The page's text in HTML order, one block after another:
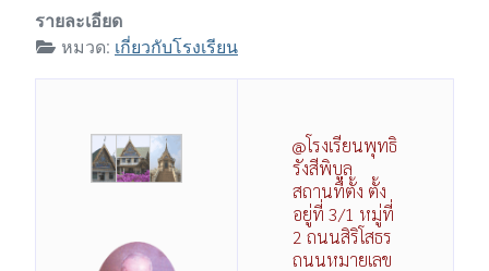
รายละเอียด
หมวด: เกี่ยวกับโรงเรียน
@โรงเรียนพุทธิ
รังสีพิบูล
สถานที่ตั้ง ตั้ง
อยู่ที่ 3/1 หมู่ที่
2 ถนนสิริโสธร
ถนนหมายเลข